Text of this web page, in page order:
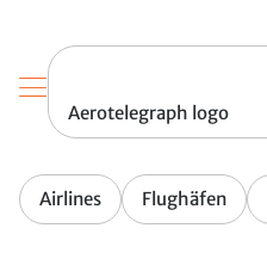
Aerotelegraph logo
Airlines Flughäfen